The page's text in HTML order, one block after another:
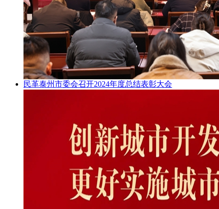
民革泰州市委会召开2024年度总结表彰大会